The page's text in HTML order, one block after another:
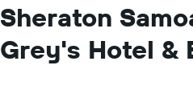
Sheraton
Grey's Hotel &